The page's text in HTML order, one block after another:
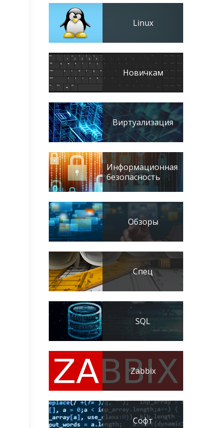
Linux
Новичкам
Виртуализация
Информационная
безопасность
Обзоры
Спец
SQL
Zabbix
Софт